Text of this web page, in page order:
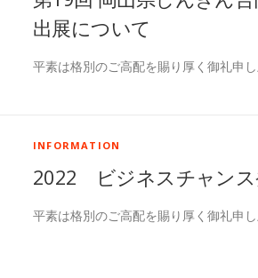
出展について
平素は格別のご高配を賜り厚く御礼申
INFORMATION
2022 ビジネスチャンス
平素は格別のご高配を賜り厚く御礼申